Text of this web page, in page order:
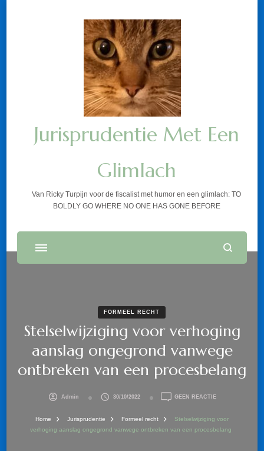
Jurisprudentie Met Een
Glimlach
Van Ricky Turpijn voor de fiscalist met humor en een glimlach: TO
BOLDLY GO WHERE NO ONE HAS GONE BEFORE
FORMEEL RECHT
Stelselwijziging voor verhoging
aanslag ongegrond vanwege
ontbreken van een procesbelang
Admin 30/10/2022 GEEN REACTIEOP
VERHOGING
AANSLAG
Home Jurisprudentie Formeel recht
Stelselwijziging voor
verhoging aanslag ongegrond vanwege ontbreken van een procesbelang